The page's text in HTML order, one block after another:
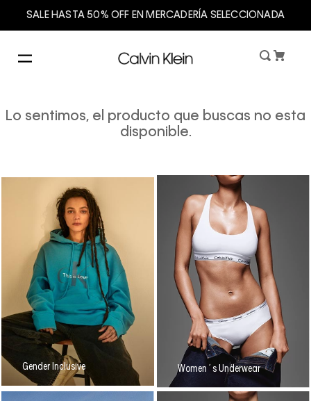
SALE HASTA 50% OFF EN MERCADERÍA SELECCIONADA
Lo sentimos, el producto que buscas no esta
disponible.
Gender Inclusive Women´s Underwear